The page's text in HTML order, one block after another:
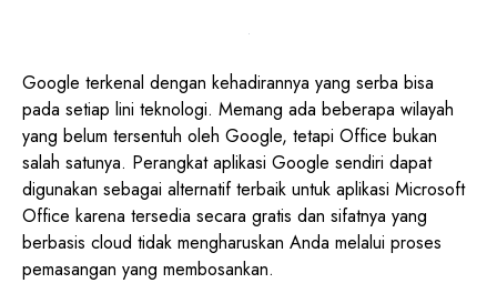
Google terkenal dengan kehadirannya yang serba bisa
pada setiap lini teknologi. Memang ada beberapa wilayah
yang belum tersentuh oleh Google, tetapi Office bukan
salah satunya. Perangkat aplikasi Google sendiri dapat
digunakan sebagai alternatif terbaik untuk aplikasi Microsoft
Office karena tersedia secara gratis dan sifatnya yang
berbasis cloud tidak mengharuskan Anda melalui proses
pemasangan yang membosankan.